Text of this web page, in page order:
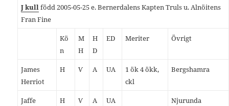
J kullfödd 2005-05-25 e. Bernerdalens Kapten Truls u. Alnöitens
Fran Fine
Kö
n
M
H
H
D
ED Meriter Övrigt
James
Herriot
H Ѵ A UA
1 ök 4 ökk,
ckl
Bergshamra
Jaffe H Ѵ A UA Njurunda